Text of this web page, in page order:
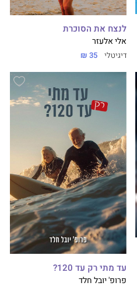
לנצח את הסוכרת
אלי אלעזר
דיגיטלי 35 ₪
עד מתי רק עד 120?
פרופ' יובל חלד